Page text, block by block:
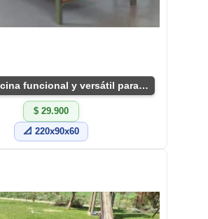
Isla de cocina funcional y versátil para tu hogar
$ 29.900
📐 220x90x60